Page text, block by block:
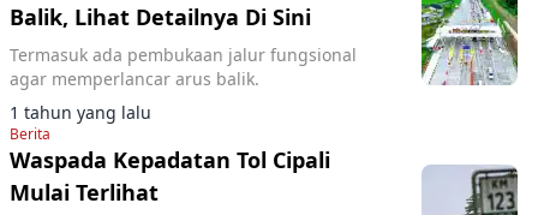
Balik, Lihat Detailnya Di Sini
Termasuk ada pembukaan jalur fungsional
agar memperlancar arus balik.
1 tahun yang lalu
Berita
Waspada Kepadatan Tol Cipali
Mulai Terlihat